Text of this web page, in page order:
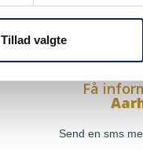
Tillad valgteDu modtager en
Få
Send en sms